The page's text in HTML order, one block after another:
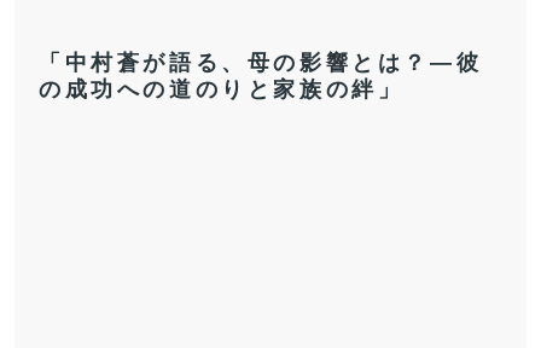
「中村蒼が語る、母の影響とは？―彼
の成功への道のりと家族の絆」